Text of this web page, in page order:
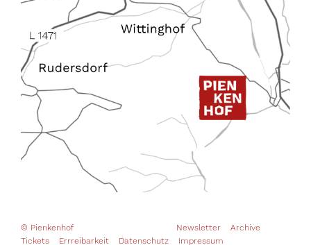
© Pienkenhof Newsletter
Archive
Tickets
Errreibarkeit Datenschutz Impressum